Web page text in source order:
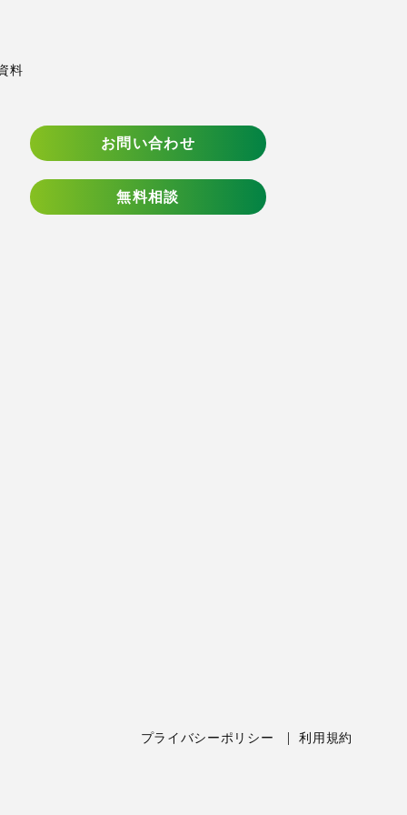
料
お問い合わせ
無料相談
プライバシーポリシー 利用規約